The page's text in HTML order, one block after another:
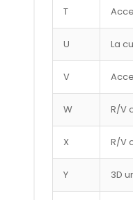
T
U La
V
W R/V
X R/V
Y 3D